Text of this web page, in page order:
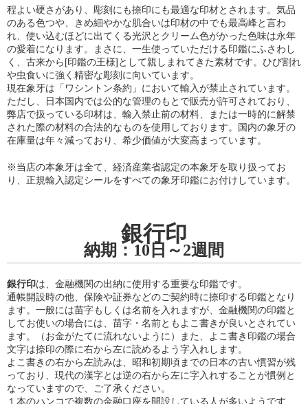
程よい硬さがあり、彫刻にも捺印にも最適な印材とされます。気品
のある色つや、きめ細やかな肌合いは印材の中でも最高峰と言わ
れ、使い込むほどに出てくる光沢とクリーム色がかった色味は永年
の愛着になります。まさに、一生使っていただける印鑑にふさわし
く、古来から[印鑑の王様]として親しまれてきた素材です。ひび割れ
や虫食いに強く精密な彫刻に向いています。
現在象牙は「ワシントン条約」において輸入が禁止されています。
ただし、日本国内では公的な管理のもとで販売が許可されており、
弊店で扱っている印材は、輸入禁止前の材料、または一時的に解禁
された際の材料の合法的なものを使用しております。国内の象牙の
在庫量は年々減っており、希少価値が大変高まっています。
※当店の本象牙は全て、経済産業省認定の本象牙を取り扱ってお
り
、正規輸入認定シールをすべての象牙印鑑にお付けしています。
銀行印
納期：10日～2週間
銀行印は、金融機関の出納に使用する重要な印鑑です。
通帳開設時の他、保険や証券などのご契約時に捺印する印鑑となり
ます。一般には苗字もしくは名前を入れますが、金融機関の印鑑と
してお使いの場合には、苗字・名前ともよこ書きが良いとされてい
ます。（お金がたてに流れないように）また、よこ書き印鑑の場合
文字は捺印の際に右から左に読めるよう字入れします。
よこ書きの右から左読みは、昭和初期頃までの日本の古い慣習が残
っており、現代の漢字とは逆の右から左に字入れすることが慣例と
なっていますので、ご了承ください。
１本のハンコで複数の金融口座を開設している人が多いようです